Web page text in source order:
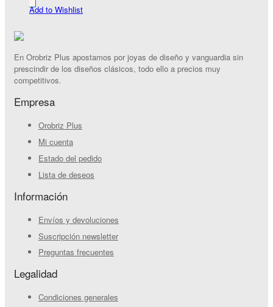
Add to Wishlist
En Orobriz Plus apostamos por joyas de diseño y vanguardia sin
prescindir de los diseños clásicos, todo ello a precios muy
competitivos.
Empresa
Orobriz Plus
Mi cuenta
Estado del pedido
Lista de deseos
Información
Envíos y devoluciones
Suscripción newsletter
Preguntas frecuentes
Legalidad
Condiciones generales